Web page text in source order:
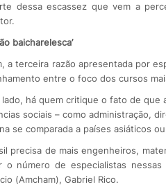
dessa escassez que vem a
baicharelesca’
a terceira razão apresentada por
entre o foco dos cursos
lado, há quem critique o fato de que
sociais – como administração,
se comparada a países asiáticos
precisa de mais engenheiros,
o número de especialistas
(Amcham), Gabriel Rico.